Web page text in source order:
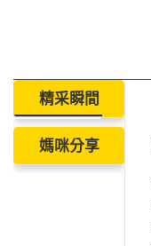
精采瞬間
媽咪分享